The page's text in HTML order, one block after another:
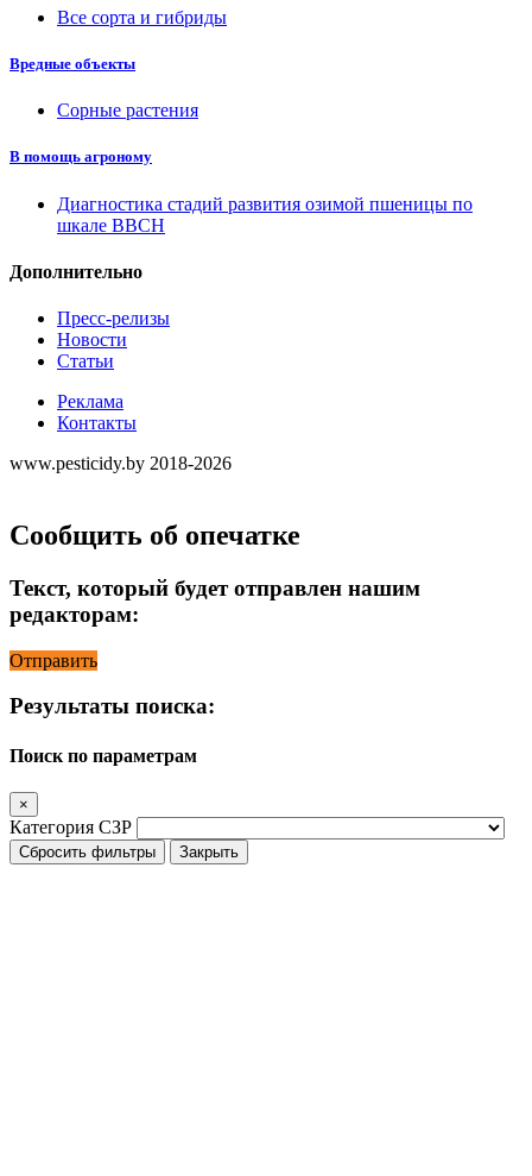
Все сорта и гибриды
Вредные объекты
Сорные растения
В помощь агроному
Диагностика стадий развития озимой пшеницы по
шкале ВВСН
Дополнительно
Пресс-релизы
Новости
Статьи
Реклама
Контакты
www.pesticidy.by 2018-2026
Сообщить об опечатке
Текст, который будет отправлен нашим
редакторам:
Отправить
Результаты поиска:
Поиск по параметрам
×
Категория СЗР
Сбросить фильтры Закрыть